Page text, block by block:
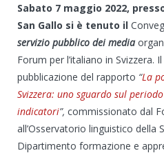
Sabato 7 maggio 2022,
San Gallo si è tenuto il
servizio pubblico dei media
Forum per l’italiano in Svizzera.
pubblicazione del rapporto “La
Svizzera: uno sguardo sul
indicatori”, commissionato dal
all’Osservatorio linguistico della
Dipartimento formazione e